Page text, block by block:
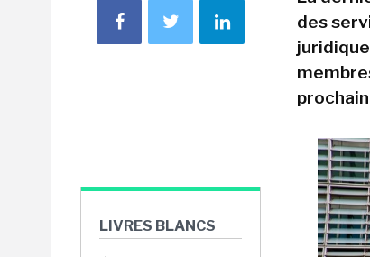
LIVRES BLANCS
des